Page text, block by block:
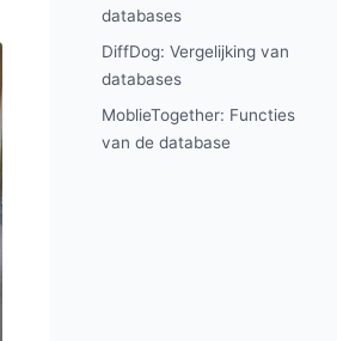
databases
DiffDog: Vergelijking van
databases
MoblieTogether: Functies
van de database